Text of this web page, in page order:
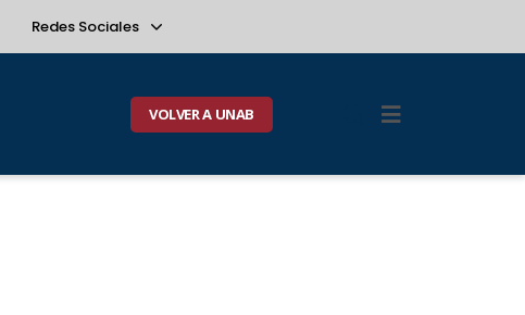
Redes Sociales
VOLVER A UNAB